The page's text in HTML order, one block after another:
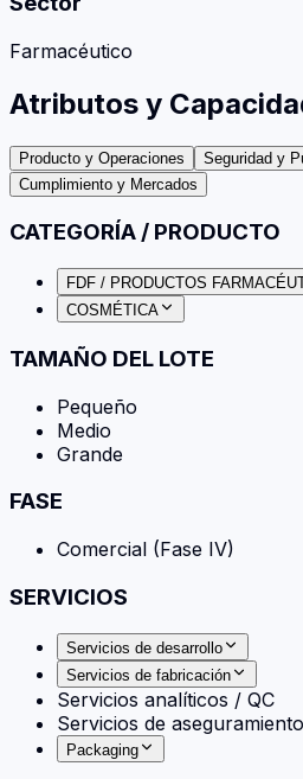
Farmacéutico
Atributos y
Producto y Operaciones
Seguridad y
Cumplimiento y Mercados
CATEGORÍA / PRODUCTO
FDF / PRODUCTOS
COSMÉTICA
TAMAÑO DEL LOTE
Pequeño
Medio
Grande
FASE
Comercial (Fase IV)
SERVICIOS
Servicios de desarrollo
Servicios de fabricación
Servicios analíticos / QC
Servicios de
Packaging